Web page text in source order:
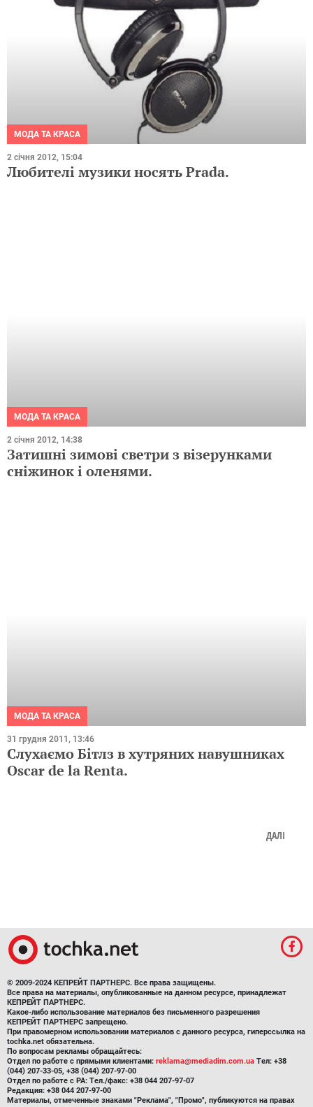
2 січня 2012, 15:04
Любителі музики носять Prada.
2 січня 2012, 14:38
Затишні зимові светри з візерунками
сніжинок і оленями.
31 грудня 2011, 13:46
Слухаємо Бітлз в хутряних навушниках
Oscar de la Renta.
© 2009-2024 КЕПРЕЙТ ПАРТНЕРС. Все права защищены.
Все права на материалы, опубликованные на данном ресурсе, принадлежат
Какое-либо использование материалов без письменного разрешения
КЕПРЕЙТ ПАРТНЕРС запрещено.
При правомерном использовании материалов с данного ресурса, гиперссылка на
tochka.net обязательна.
По вопросам рекламы обращайтесь:
Отдел по работе с прямыми клиентами:
(044) 207-33-05, +38 (044) 207-97-00
Отдел по работе с РА: Тел./факс: +38 044 207-97-07
Редакция: +38 044 207-97-00
Материалы, отмеченные знаками "Реклама", "Промо", публикуются на правах
рекламы.
Правила пользования,
Политика в сфере конфиденциальности и персональных